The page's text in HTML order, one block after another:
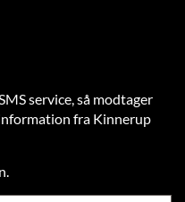
service, så modtager
fra Kinnerup